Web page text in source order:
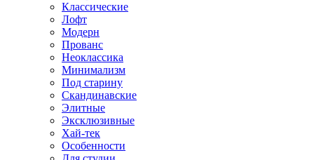
Классические
Лофт
Модерн
Прованс
Неоклассика
Минимализм
Под старину
Скандинавские
Элитные
Эксклюзивные
Хай-тек
Особенности